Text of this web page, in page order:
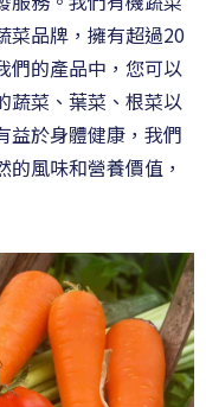
菜品牌，擁有超過20
們的產品中，您可以
蔬菜、葉菜、根菜以
益於身體健康，我們
風味和營養價值，